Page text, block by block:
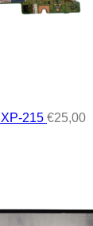
215 €25,00